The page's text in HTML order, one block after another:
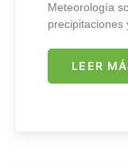
Meteorología
precipitaciones
LEER